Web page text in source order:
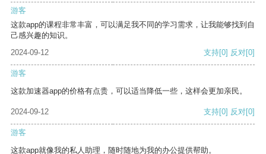
游客
这款app的课程非常丰富，可以满足我不同的学习需求，让我能够找到自
己感兴趣的知识。
2024-09-12
支持[0] 反对[0]
游客
这款加速器app的价格有点贵，可以适当降低一些，这样会更加亲民。
2024-09-12 支持[0] 反对[0]
游客
这款app就像我的私人助理，随时随地为我的办公提供帮助。